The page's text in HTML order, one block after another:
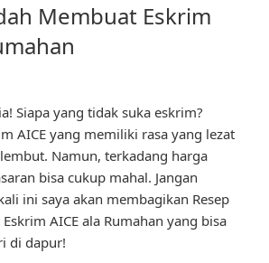
Membuat Eskrim
Siapa yang tidak suka eskrim?
AICE yang memiliki rasa yang lezat
Namun, terkadang harga
bisa cukup mahal. Jangan
ini saya akan membagikan Resep
AICE ala Rumahan yang bisa
di dapur!